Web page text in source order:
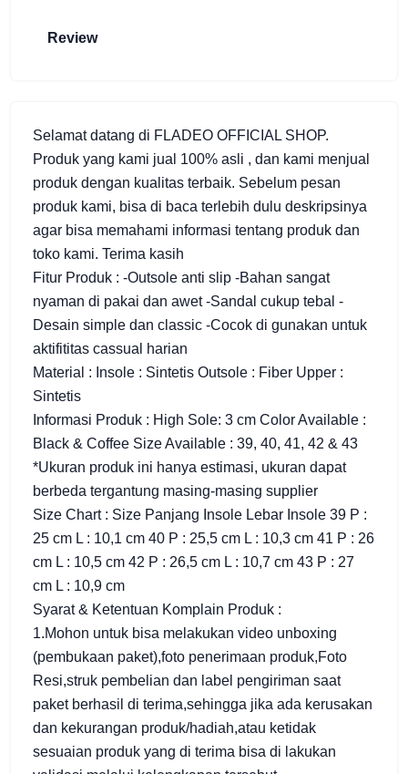
Review
Selamat datang di FLADEO OFFICIAL SHOP.
Produk yang kami jual 100% asli , dan kami menjual
produk dengan kualitas terbaik. Sebelum pesan
produk kami, bisa di baca terlebih dulu deskripsinya
agar bisa memahami informasi tentang produk dan
toko kami. Terima kasih
Fitur Produk : -Outsole anti slip -Bahan sangat
nyaman di pakai dan awet -Sandal cukup tebal -
Desain simple dan classic -Cocok di gunakan untuk
aktifititas cassual harian
Material : Insole : Sintetis Outsole : Fiber Upper :
Sintetis
Informasi Produk : High Sole: 3 cm Color Available :
Black & Coffee Size Available : 39, 40, 41, 42 & 43
*Ukuran produk ini hanya estimasi, ukuran dapat
berbeda tergantung masing-masing supplier
Size Chart : Size Panjang Insole Lebar Insole 39 P :
25 cm L : 10,1 cm 40 P : 25,5 cm L : 10,3 cm 41 P : 26
cm L : 10,5 cm 42 P : 26,5 cm L : 10,7 cm 43 P : 27
cm L : 10,9 cm
Syarat & Ketentuan Komplain Produk :
1.Mohon untuk bisa melakukan video unboxing
(pembukaan paket),foto penerimaan produk,Foto
Resi,struk pembelian dan label pengiriman saat
paket berhasil di terima,sehingga jika ada kerusakan
dan kekurangan produk/hadiah,atau ketidak
sesuaian produk yang di terima bisa di lakukan